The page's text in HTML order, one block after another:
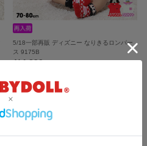
5/18一部再販 ディズニー なりきるロンパー
ス 9175B
￥4,290